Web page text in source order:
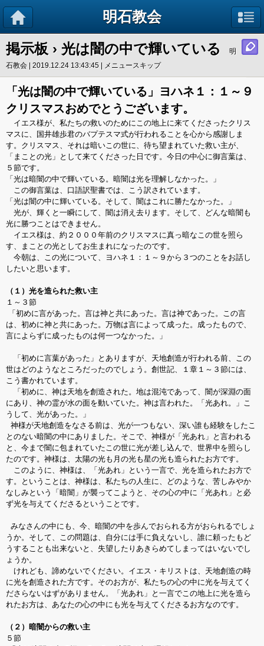
明石教会
掲示板 › 光は闇の中で輝いている
明
石教会 | 2019.12.24 13:43:45 |
メニュースキップ
「光は闇の中で輝いている」ヨハネ１：１～９
クリスマスおめでとうございます。
イエス様が、私たちの救いのためにこの地上に来てくださったクリス
マスに、国井雄歩君のバプテスマ式が行われることを心から感謝しま
す。クリスマス、それは暗いこの世に、待ち望まれていた救い主が、
「まことの光」として来てくださった日です。今日の中心に御言葉は、
５節です。
「光は暗闇の中で輝いている。暗闇は光を理解しなかった。」
この御言葉は、口語訳聖書では、こう訳されています。
「光は闇の中に輝いている。そして、闇はこれに勝たなかった。」
光が、輝くと一瞬にして、闇は消え去ります。そして、どんな暗闇も
光に勝つことはできません。
イエス様は、約２０００年前のクリスマスに真っ暗なこの世を照ら
す、まことの光としてお生まれになったのです。
今朝は、この光について、ヨハネ１：１～９から３つのことをお話し
したいと思います。
（１）光を造られた救い主
１～３節
「初めに言があった。言は神と共にあった。言は神であった。この言
は、初めに神と共にあった。万物は言によって成った。成ったもので、
言によらずに成ったものは何一つなかった。」
「初めに言葉があった」とありますが、天地創造が行われる前、この
世はどのようなところだったのでしょう。創世記、１章１～３節には、
こう書かれています。
「初めに、神は天地を創造された。地は混沌であって、闇が深淵の面
にあり、神の霊が水の面を動いていた。神は言われた。「光あれ。」こ
うして、光があった。」
神様が天地創造をなさる前は、光が一つもない、深い誰も経験をしたこ
とのない暗闇の中にありました。そこで、神様が「光あれ」と言われる
と、今まで闇に包まれていたこの世に光が差し込んで、世界中を照らし
たのです。神様は、太陽の光も月の光も星の光も造られたお方です。
このように、神様は、「光あれ」という一言で、光を造られたお方で
す。ということは、神様は、私たちの人生に、どのような、苦しみやか
なしみという「暗闇」が襲ってこようと、その心の中に「光あれ」と必
ず光を与えてくださるということです。
みなさんの中にも、今、暗闇の中を歩んでおられる方がおられるでしょ
うか。そして、この問題は、自分には手に負えないし、誰に頼ったもど
うすることも出来ないと、失望したりあきらめてしまってはいないでし
ょうか。
けれども、諦めないでください。イエス・キリストは、天地創造の時
に光を創造された方です。そのお方が、私たちの心の中に光を与えてく
ださらないはずがありません。「光あれ」と一言でこの地上に光を造ら
れたお方は、あなたの心の中にも光を与えてくださるお方なのです。
（２）暗闇からの救い主
５節